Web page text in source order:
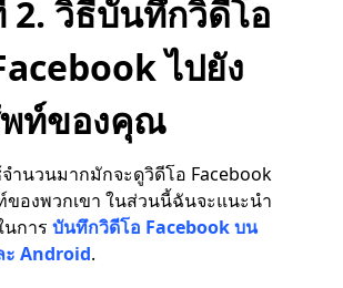
2. วิธีบันทึกวิดีโอ
ไปยัง
ท์ของคุณ
ำนวนมากมักจะดูวิดีโอ Facebook
องพวกเขา ในส่วนนี้ฉันจะแนะนำ
การ บันทึกวิดีโอ Facebook บน
ะ Android.